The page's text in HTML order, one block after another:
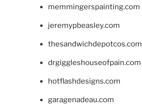
memmingerspainting.com
jeremypbeasley.com
thesandwichdepotcos.com
drgiggleshouseofpain.com
hotflashdesigns.com
garagenadeau.com